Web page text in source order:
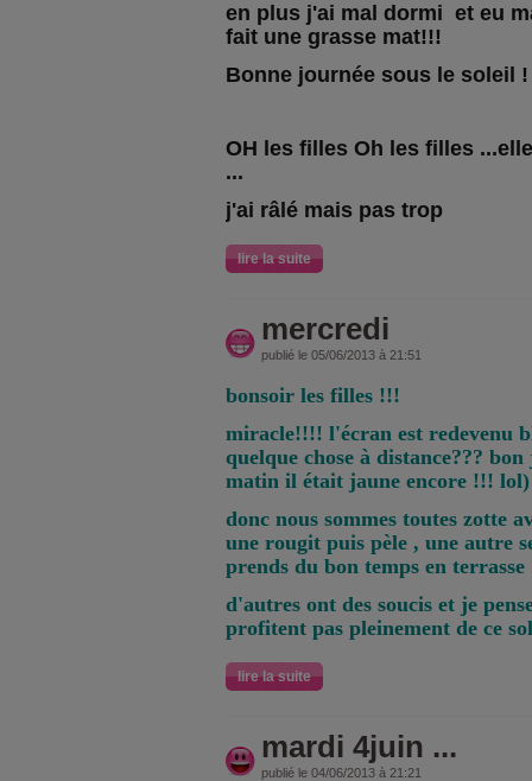
en plus j'ai mal dormi et eu
fait une grasse mat!!!
Bonne journée sous le soleil !
OH les filles Oh les filles
...
j'ai râlé mais pas trop
lire la suite
mercredi
publié le 05/06/2013 à 21:51
bonsoir les filles !!!
miracle!!!! l'écran est redevenu
quelque chose à distance???
matin il était jaune encore !!! lol)
donc nous sommes toutes zotte
une rougit puis pèle , une autre
prends du bon temps en terrasse
d'autres ont des soucis et je
profitent pas pleinement de ce
lire la suite
mardi 4juin ...
publié le 04/06/2013 à 21:21